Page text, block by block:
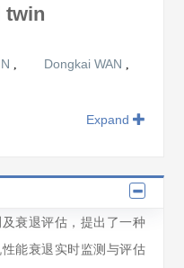
twin
, Dongkai WAN ,
Expand
衰退评估，提出了一种
能衰退实时监测与评估